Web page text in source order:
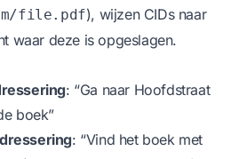
file.pdf), wijzen CIDs naar
waar deze is opgeslagen.
: “Ga naar Hoofdstraat
boek”
: “Vind het boek met